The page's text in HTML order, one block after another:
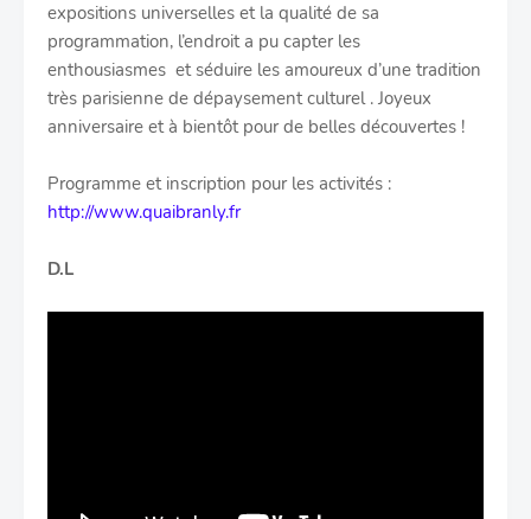
expositions universelles et la qualité de sa
programmation, l’endroit a pu capter les
enthousiasmes et séduire les amoureux d’une tradition
très parisienne de dépaysement culturel . Joyeux
anniversaire et à bientôt pour de belles découvertes !
Programme et inscription pour les activités :
http://www.quaibranly.fr
D.L